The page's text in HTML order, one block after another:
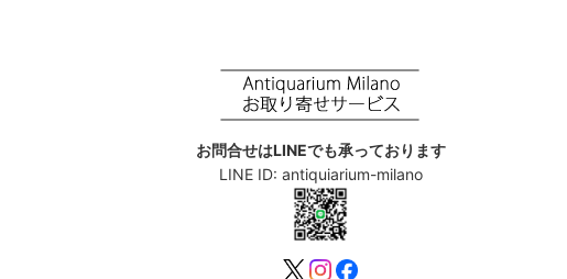
お問合せはLINEでも承っております
LINE ID: antiquiarium-milano